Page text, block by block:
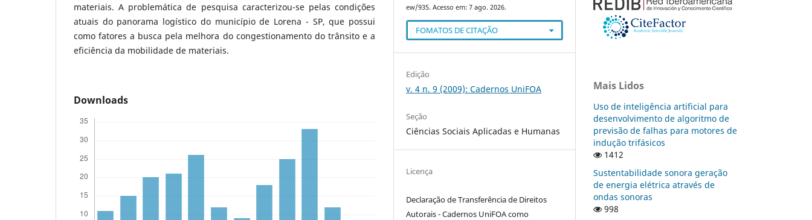
materiais. A problemática de pesquisa caracterizou-se pelas condições
atuais do panorama logístico do município de Lorena - SP, que possui
como fatores a busca pela melhora do congestionamento do trânsito e a
eficiência da mobilidade de materiais.
Downloads
ew/935. Acesso em: 7 ago. 2026.
FOMATOS DE CITAÇÃO
Edição
v. 4 n. 9 (2009): Cadernos UniFOA
Seção
Ciências Sociais Aplicadas e Humanas
Licença
Declaração de Transferência de Direitos
Autorais - Cadernos UniFOA como
Mais Lidos
Uso de inteligência artificial para
desenvolvimento de algoritmo de
previsão de falhas para motores de
indução trifásicos
1412
Sustentabilidade sonora geração
de energia elétrica através de
ondas sonoras
998